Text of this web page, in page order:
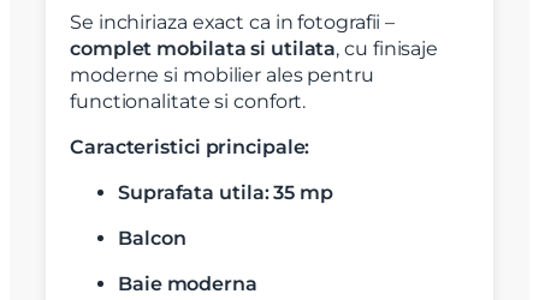
Se inchiriaza exact ca in fotografii –
complet mobilata si utilata, cu finisaje
moderne si mobilier ales pentru
functionalitate si confort.
Caracteristici principale:
Suprafata utila: 35 mp
Balcon
Baie moderna